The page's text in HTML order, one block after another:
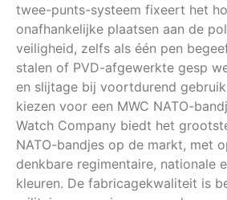
twee-punts-systeem fixeert het
onafhankelijke plaatsen aan de
veiligheid, zelfs als één pen
stalen of PVD-afgewerkte gesp
en slijtage bij voortdurend
kiezen voor een MWC NATO-
Watch Company biedt het
NATO-bandjes op de markt, met
denkbare regimentaire, nationale
kleuren. De fabricagekwaliteit is